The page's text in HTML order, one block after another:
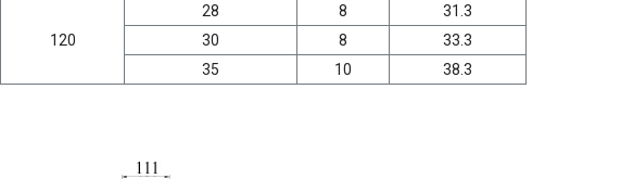
120
28 8
31.3
30
8
33.3
35
10 38.3